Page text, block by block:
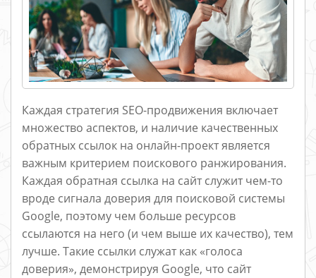
Каждая стратегия SEO-продвижения включает
множество аспектов, и наличие качественных
обратных ссылок на онлайн-проект является
важным критерием поискового ранжирования.
Каждая обратная ссылка на сайт служит чем-то
вроде сигнала доверия для поисковой системы
Google, поэтому чем больше ресурсов
ссылаются на него (и чем выше их качество), тем
лучше. Такие ссылки служат как «голоса
доверия», демонстрируя Google, что сайт